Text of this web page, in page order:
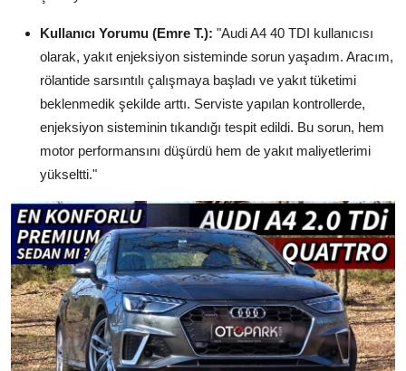
Kullanıcı Yorumu (Emre T.): "Audi A4 40 TDI kullanıcısı
olarak, yakıt enjeksiyon sisteminde sorun yaşadım. Aracım,
rölantide sarsıntılı çalışmaya başladı ve yakıt tüketimi
beklenmedik şekilde arttı. Serviste yapılan kontrollerde,
enjeksiyon sisteminin tıkandığı tespit edildi. Bu sorun, hem
motor performansını düşürdü hem de yakıt maliyetlerimi
yükseltti."